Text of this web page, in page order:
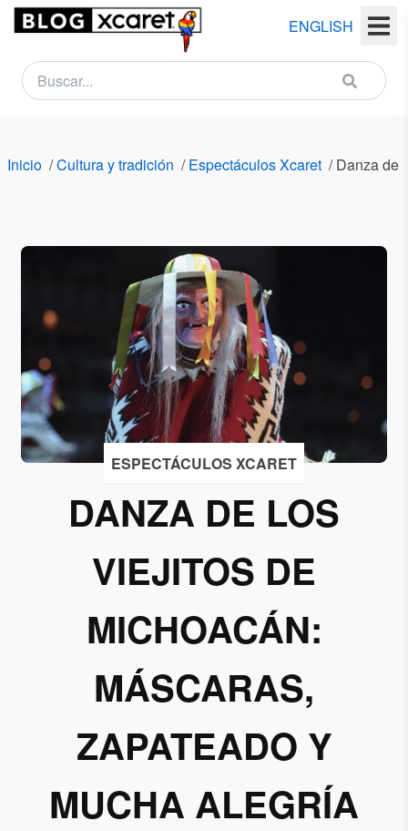
ENGLISH
Inicio /Cultura y tradición /Espectáculos Xcaret /Danza de
ESPECTÁCULOS XCARET
DANZA DE LOS
VIEJITOS​ DE
MICHOACÁN:
MÁSCARAS,
ZAPATEADO Y
MUCHA ALEGRÍA
NEWSLETTER
Nombre
Email
País
Acepto
recibir
Grupo
permiso
a esta lista